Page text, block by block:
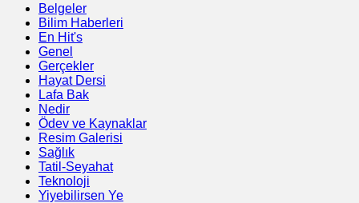
Belgeler
Bilim Haberleri
En Hit's
Genel
Gerçekler
Hayat Dersi
Lafa Bak
Nedir
Ödev ve Kaynaklar
Resim Galerisi
Sağlık
Tatil-Seyahat
Teknoloji
Yiyebilirsen Ye